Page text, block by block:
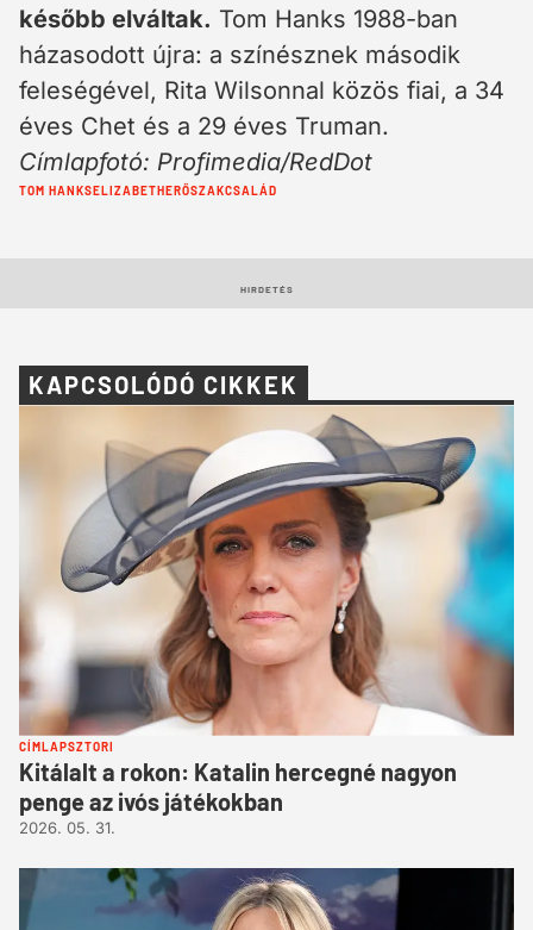
később elváltak. Tom Hanks 1988-ban
házasodott újra: a színésznek második
feleségével, Rita Wilsonnal közös fiai, a 34
éves Chet és a 29 éves Truman.
Címlapfotó: Profimedia/RedDot
Cimkék:
TOM HANKS ELIZABETH ERŐSZAKCSALÁD
HIRDETÉS
KAPCSOLÓDÓ CIKKEK
CÍMLAPSZTORI
Kitálalt a rokon: Katalin hercegné nagyon
penge az ivós játékokban
2026. 05. 31.